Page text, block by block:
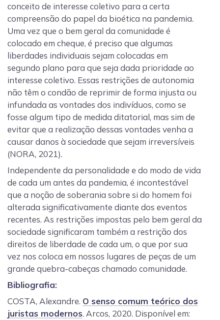
conceito de interesse coletivo para a certa
compreensão do papel da bioética na pandemia.
Uma vez que o bem geral da comunidade é
colocado em cheque, é preciso que algumas
liberdades individuais sejam colocadas em
segundo plano para que seja dada prioridade ao
interesse coletivo. Essas restrições de autonomia
não têm o condão de reprimir de forma injusta ou
infundada as vontades dos indivíduos, como se
fosse algum tipo de medida ditatorial, mas sim de
evitar que a realização dessas vontades venha a
causar danos à sociedade que sejam irreversíveis
(NORA, 2021).
Independente da personalidade e do modo de vida
de cada um antes da pandemia, é incontestável
que a noção de soberania sobre si do homem foi
alterada significativamente diante dos eventos
recentes. As restrições impostas pelo bem geral da
sociedade significaram também a restrição dos
direitos de liberdade de cada um, o que por sua
vez nos coloca em nossos lugares de peças de um
grande quebra-cabeças chamado comunidade.
Bibliografia:
COSTA, Alexandre. O senso comum teórico dos
juristas modernos. Arcos, 2020. Disponível em: